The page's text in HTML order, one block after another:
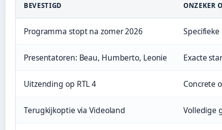
BEVESTIGD ONZEKER
Programma stopt na zomer 2026
Presentatoren: Beau, Humberto, Leonie Exacte
Uitzending op RTL 4 Concrete
Terugkijkoptie via Videoland Volledige